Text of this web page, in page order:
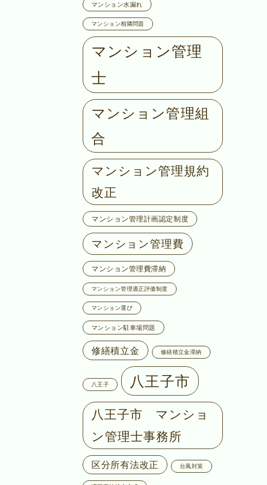
マンション水漏れ
マンション相隣問題
マンション管理
士
マンション管理組
合
マンション管理規約
改正
マンション管理計画認定制度
マンション管理費
マンション管理費滞納
マンション管理適正評価制度
マンション選び
マンション駐車場問題
修繕積立金 修繕積立金滞納
八王子 八王子市
八王子市 マンショ
ン管理士事務所
区分所有法改正 台風対策